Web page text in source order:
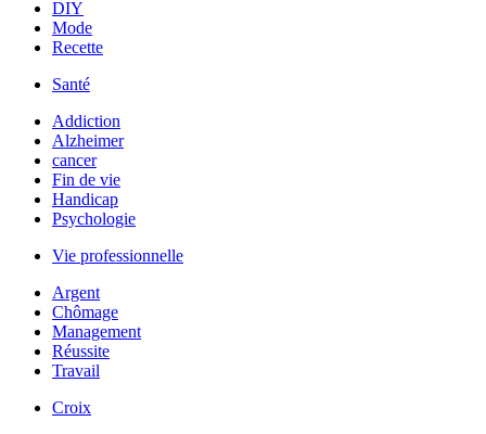
DIY
Mode
Recette
Santé
Addiction
Alzheimer
cancer
Fin de vie
Handicap
Psychologie
Vie professionnelle
Argent
Chômage
Management
Réussite
Travail
Croix